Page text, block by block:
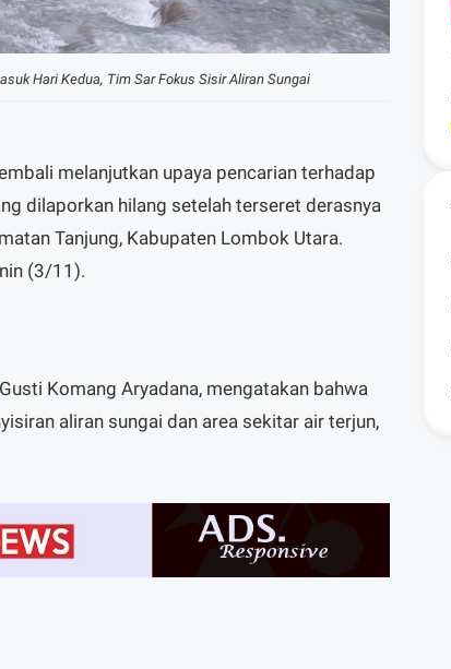
Hari Kedua, Tim Sar Fokus Sisir Aliran Sungai
melanjutkan upaya pencarian terhadap
dilaporkan hilang setelah terseret derasnya
Tanjung, Kabupaten Lombok Utara.
(3/11).
Komang Aryadana, mengatakan bahwa
aliran sungai dan area sekitar air terjun,